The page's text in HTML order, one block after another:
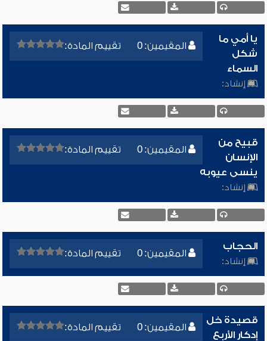
المقيمين: 0 تقييم المادة:
يا أمي ما
شكل
السماء
إنشاد:
المقيمين: 0 تقييم المادة:
قبيح من
الإنسان
ينسى عيوبه
إنشاد:
المقيمين: 0 تقييم المادة:
الحجاب
إنشاد:
المقيمين: 0 تقييم المادة:
قصيدة خل
إدكار الأربع